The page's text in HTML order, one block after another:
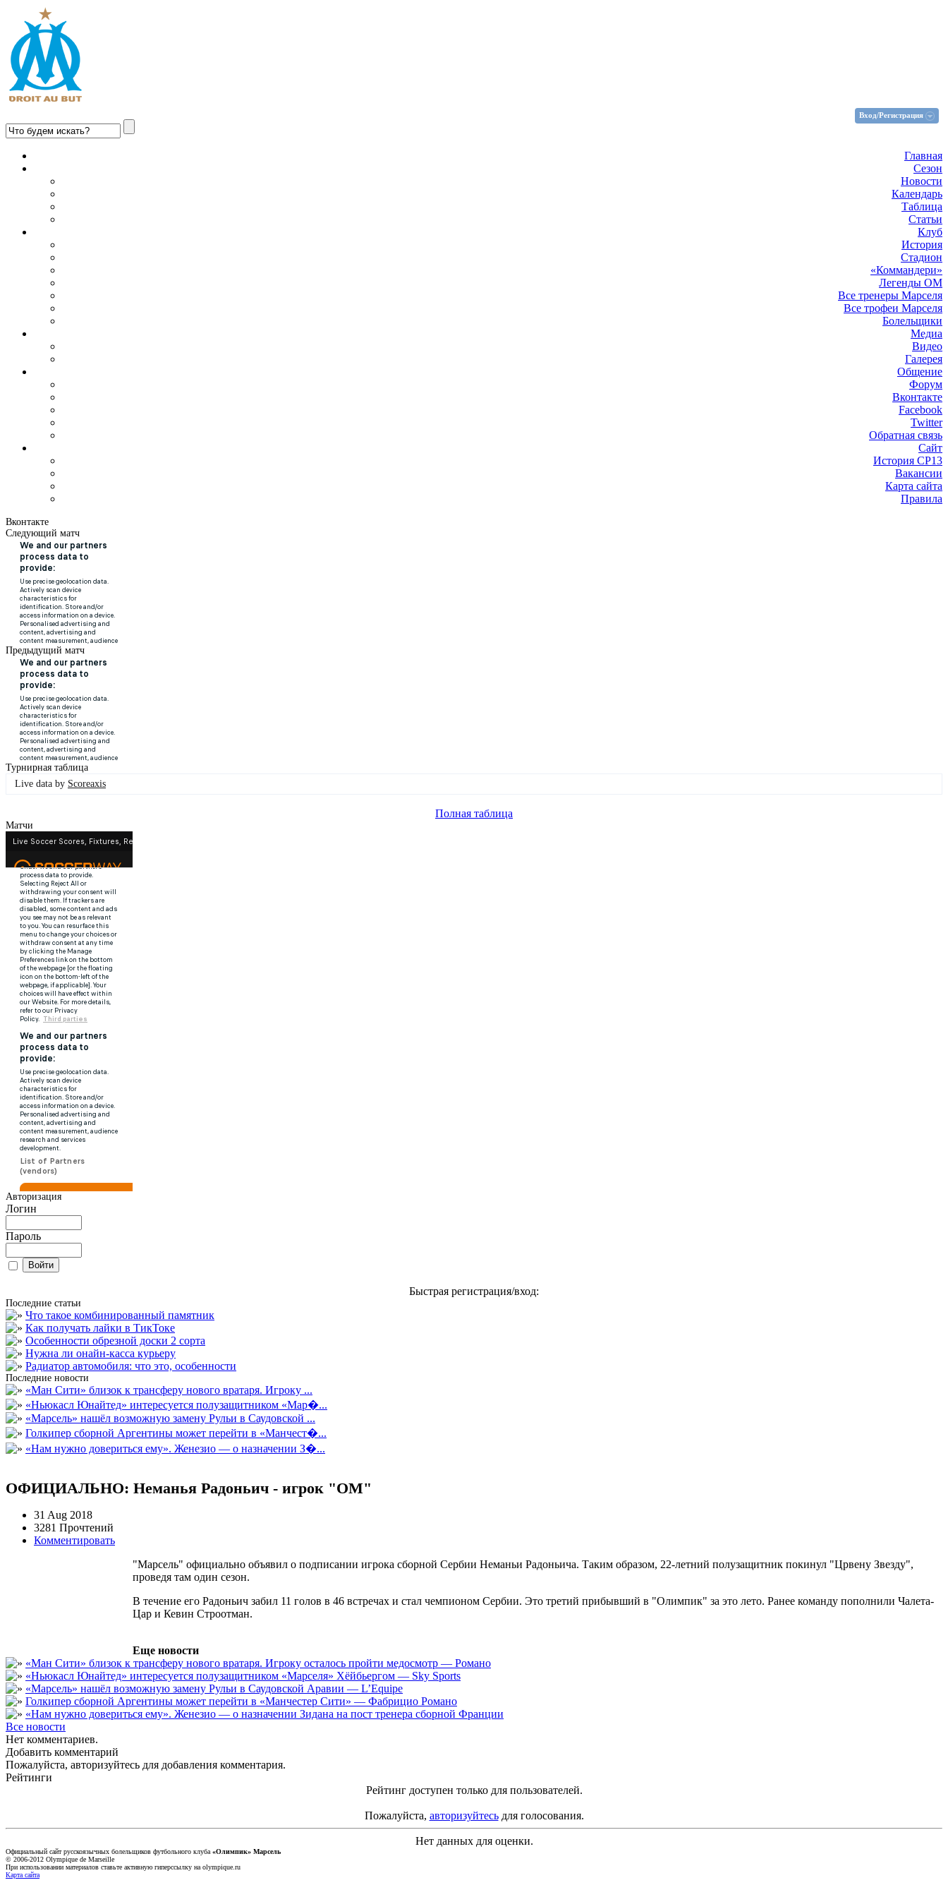
Вход/Регистрация
Главная
Сезон
Новости
Календарь
Таблица
Статьи
Клуб
История
Стадион
«Коммандери»
Легенды ОМ
Все тренеры Марселя
Все трофеи Марселя
Болельщики
Медиа
Видео
Галерея
Общение
Форум
Вконтакте
Facebook
Twitter
Обратная связь
Сайт
История СР13
Вакансии
Карта сайта
Правила
Вконтакте
Следующий матч
Предыдущий матч
Турнирная таблица
Live data by Scoreaxis
Полная таблица
Матчи
Авторизация
Логин
Пароль
Быстрая регистрация/вход:
Последние статьи
Что такое комбинированный памятник
Как получать лайки в ТикТоке
Особенности обрезной доски 2 сорта
Нужна ли онайн-касса курьеру
Радиатор автомобиля: что это, особенности
Последние новости
«Ман Сити» близок к трансферу нового вратаря. Игроку ...
«Ньюкасл Юнайтед» интересуется полузащитником «Мар�...
«Марсель» нашёл возможную замену Рульи в Саудовской ...
Голкипер сборной Аргентины может перейти в «Манчест�...
«Нам нужно довериться ему». Женезио — о назначении З�...
ОФИЦИАЛЬНО: Неманья Радоньич - игрок "ОМ"
31 Aug 2018
3281 Прочтений
Комментировать
"Марсель" официально объявил о подписании игрока сборной Сербии Неманьи Радоньича. Таким образом, 22-летний полузащитник покинул "Црвену Звезду",
проведя там один сезон.
В течение его Радоньич забил 11 голов в 46 встречах и стал чемпионом Сербии. Это третий прибывший в "Олимпик" за это лето. Ранее команду пополнили Чалета-
Цар и Кевин Строотман.
Еще новости
«Ман Сити» близок к трансферу нового вратаря. Игроку осталось пройти медосмотр — Романо
«Ньюкасл Юнайтед» интересуется полузащитником «Марселя» Хёйбьергом — Sky Sports
«Марсель» нашёл возможную замену Рульи в Саудовской Аравии — L’Equipe
Голкипер сборной Аргентины может перейти в «Манчестер Сити» — Фабрицио Романо
«Нам нужно довериться ему». Женезио — о назначении Зидана на пост тренера сборной Франции
Все новости
Нет комментариев.
Добавить комментарий
Пожалуйста, авторизуйтесь для добавления комментария.
Рейтинги
Рейтинг доступен только для пользователей.
Пожалуйста, авторизуйтесьдля голосования.
Нет данных для оценки.
Официальный сайт русскоязычных болельщиков футбольного клуба «Олимпик» Марсель
© 2006-2012 Olympique de Marseille
При использовании материалов ставьте активную гиперссылку на olympique.ru
Карта сайта